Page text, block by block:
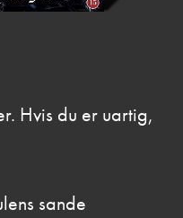
Hvis du er uartig,
sande